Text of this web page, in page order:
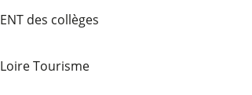
ENT des collèges
Loire Tourisme